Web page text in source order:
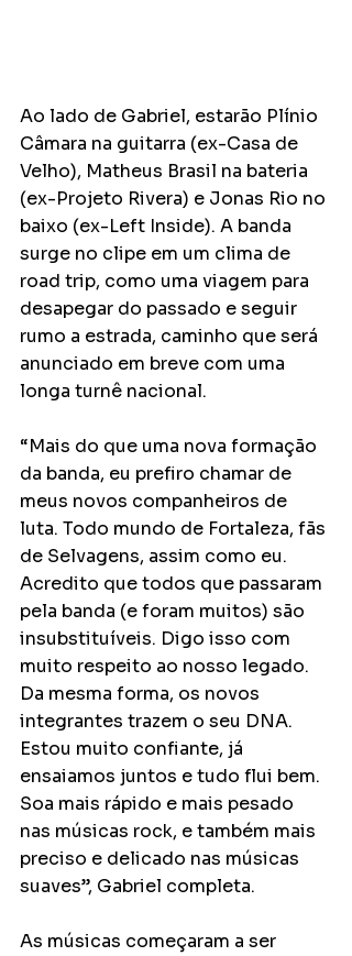
Ao lado de Gabriel, estarão Plínio
Câmara na guitarra (ex-Casa de
Velho), Matheus Brasil na bateria
(ex-Projeto Rivera) e Jonas Rio no
baixo (ex-Left Inside). A banda
surge no clipe em um clima de
road trip, como uma viagem para
desapegar do passado e seguir
rumo a estrada, caminho que será
anunciado em breve com uma
longa turnê nacional.
“Mais do que uma nova formação
da banda, eu prefiro chamar de
meus novos companheiros de
luta. Todo mundo de Fortaleza, fãs
de Selvagens, assim como eu.
Acredito que todos que passaram
pela banda (e foram muitos) são
insubstituíveis. Digo isso com
muito respeito ao nosso legado.
Da mesma forma, os novos
integrantes trazem o seu DNA.
Estou muito confiante, já
ensaiamos juntos e tudo flui bem.
Soa mais rápido e mais pesado
nas músicas rock, e também mais
preciso e delicado nas músicas
suaves”, Gabriel completa.
As músicas começaram a ser